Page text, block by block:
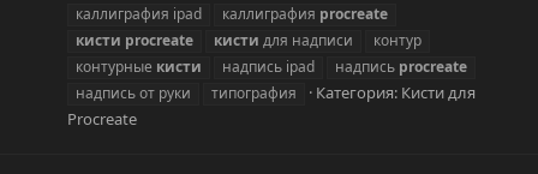
каллиграфия ipad
каллиграфия procreate
кисти procreate кисти для надписи
контур
контурные кисти надпись ipad надпись procreate
надпись от руки
типография Категория: Кисти для
Procreate